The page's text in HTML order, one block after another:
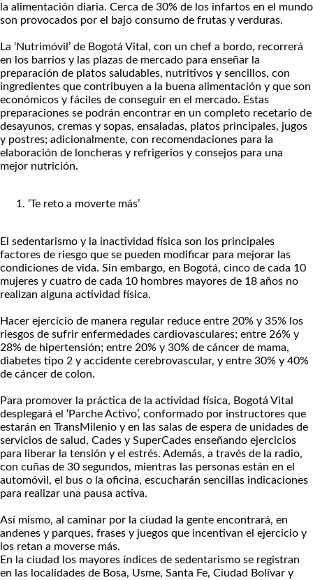
la alimentación diaria. Cerca de 30% de los infartos en el mundo
son provocados por el bajo consumo de frutas y verduras.
La ‘Nutrimóvil’ de Bogotá Vital, con un chef a bordo, recorrerá
en los barrios y las plazas de mercado para enseñar la
preparación de platos saludables, nutritivos y sencillos, con
ingredientes que contribuyen a la buena alimentación y que son
económicos y fáciles de conseguir en el mercado. Estas
preparaciones se podrán encontrar en un completo recetario de
desayunos, cremas y sopas, ensaladas, platos principales, jugos
y postres; adicionalmente, con recomendaciones para la
elaboración de loncheras y refrigerios y consejos para una
mejor nutrición.
‘Te reto a moverte más’
El sedentarismo y la inactividad física son los principales
factores de riesgo que se pueden modificar para mejorar las
condiciones de vida. Sin embargo, en Bogotá, cinco de cada 10
mujeres y cuatro de cada 10 hombres mayores de 18 años no
realizan alguna actividad física.
Hacer ejercicio de manera regular reduce entre 20% y 35% los
riesgos de sufrir enfermedades cardiovasculares; entre 26% y
28% de hipertensión; entre 20% y 30% de cáncer de mama,
diabetes tipo 2 y accidente cerebrovascular, y entre 30% y 40%
de cáncer de colon.
Para promover la práctica de la actividad física, Bogotá Vital
desplegará el ‘Parche Activo’, conformado por instructores que
estarán en TransMilenio y en las salas de espera de unidades de
servicios de salud, Cades y SuperCades enseñando ejercicios
para liberar la tensión y el estrés. Además, a través de la radio,
con cuñas de 30 segundos, mientras las personas están en el
automóvil, el bus o la oficina, escucharán sencillas indicaciones
para realizar una pausa activa.
Así mismo, al caminar por la ciudad la gente encontrará, en
andenes y parques, frases y juegos que incentivan el ejercicio y
los retan a moverse más.
En la ciudad los mayores índices de sedentarismo se registran
en las localidades de Bosa, Usme, Santa Fe, Ciudad Bolívar y